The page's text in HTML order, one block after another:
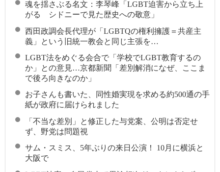
魂を揺さぶる名文：李琴峰「LGBT迫害から立ち上
がる シドニーで見た歴史への敬意」
西田政調会長代理が「LGBTQの権利擁護＝共産主
義」という旧統一教会と同じ主張を…
LGBT法をめぐる会合で「学校でLGBT教育するの
か」との意見…京都新聞「差別解消になぜ、ここま
で後ろ向きなのか」
お子さんも書いた、同性婚実現を求める約500通の手
紙が政府に届けられました
「不当な差別」と修正した与党案、公明は否定せ
ず、野党は問題視
サム・スミス、5年ぶりの来日公演！ 10月に横浜と
大阪で